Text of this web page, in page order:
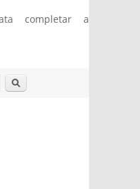
completar a
Search